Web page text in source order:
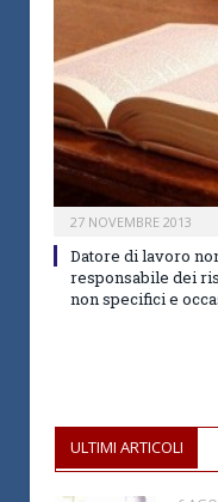
27 NOVEMBRE 2013
Datore di lavoro
responsabile dei
non specifici e
ULTIMI ARTICOLI